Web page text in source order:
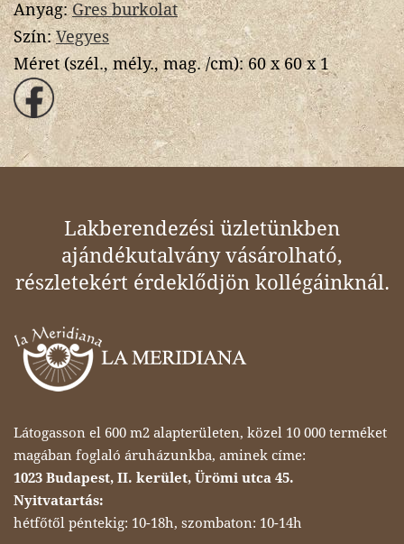
Anyag:Gres burkolat
Szín:Vegyes
Méret (szél., mély., mag. /cm):60 x 60 x 1
Lakberendezési üzletünkben
ajándékutalvány vásárolható,
részletekért érdeklődjön kollégáinknál.
Látogasson el 600 m2 alapterületen, közel 10 000 terméket
magában foglaló áruházunkba, aminek címe:
1023 Budapest, II. kerület, Ürömi utca 45.
Nyitvatartás:
hétfőtől péntekig: 10-18h, szombaton: 10-14h